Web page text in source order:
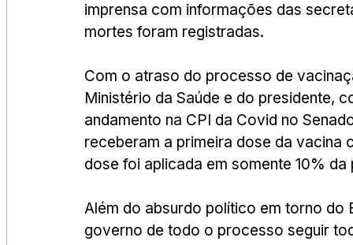
imprensa com informações das
mortes foram registradas.
Com o atraso do processo de
Ministério da Saúde e do presidente,
andamento na CPI da Covid no
receberam a primeira dose da vacina
dose foi aplicada em somente 10% da
Além do absurdo político em torno do
governo de todo o processo seguir